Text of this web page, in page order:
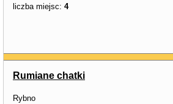
liczba miejsc: 4
Rumiane chatki
Rybno